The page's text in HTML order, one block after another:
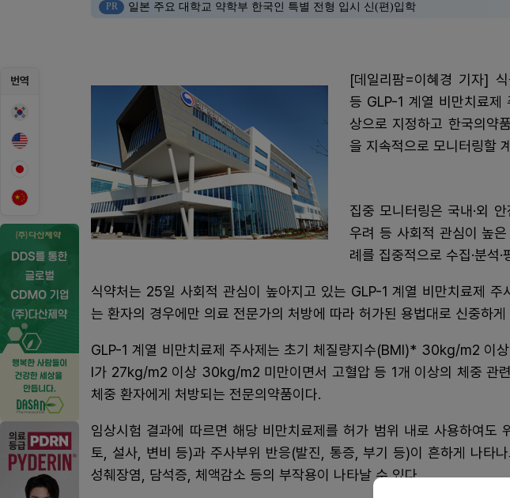
번역
PR 일본 주요 대학교 약학부 한국인 특별 전형 입시 신(편)입학
[데일리팜=이혜경 기자]
등 GLP-1 계열 비만치료제
상으로 지정하고 한국의약
을 지속적으로 모니터링할
집중 모니터링은 국내·외
우려 등 사회적 관심이 높
례를 집중적으로 수집·분석
식약처는 25일 사회적 관심이 높아지고 있는 GLP-1 계열 비만치료제 주
는 환자의 경우에만 의료 전문가의 처방에 따라 허가된 용법대로 신중하
GLP-1 계열 비만치료제 주사제는 초기 체질량지수(BMI)* 30kg/m2 이
I가 27kg/m2 이상 30kg/m2 미만이면서 고혈압 등 1개 이상의 체중 관
체중 환자에게 처방되는 전문의약품이다.
임상시험 결과에 따르면 해당 비만치료제를 허가 범위 내로 사용하여도
토, 설사, 변비 등)과 주사부위 반응(발진, 통증, 부기 등)이 흔하게 나타
성췌장염, 담석증, 체액감소 등의 부작용이 나타날 수 있다.